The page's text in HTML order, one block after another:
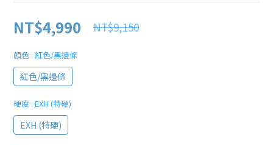
NT$4,990 NT$9,150
顏色 : 紅色/黑邊條
紅色/黑邊條
硬度 : EXH (特硬)
EXH (特硬)